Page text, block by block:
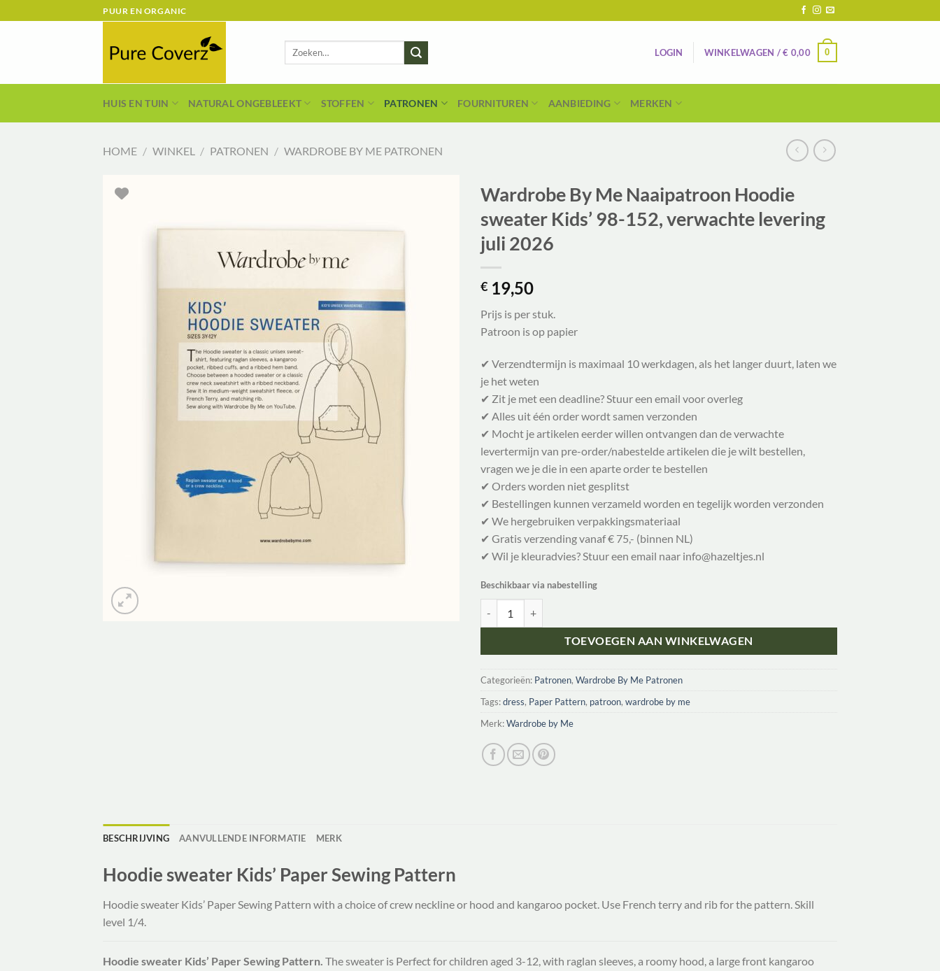
naar
PUUR EN ORGANIC
Zoeken
LOGIN WINKELWAGEN /€ 0,00 0
HUIS EN TUIN NATURAL ONGEBLEEKT STOFFEN PATRONEN FOURNITUREN AANBIEDING MERKEN
HOME / WINKEL / PATRONEN / WARDROBE BY ME PATRONEN
Wardrobe By Me Naaipatroon Hoodie
sweater Kids’ 98-152, verwachte levering
juli 2026
€ 19,50
Prijs is per stuk.
Patroon is op papier
✔ Verzendtermijn is maximaal 10 werkdagen, als het langer duurt, laten we
je het weten
✔ Zit je met een deadline? Stuur een email voor overleg
✔ Alles uit één order wordt samen verzonden
✔ Mocht je artikelen eerder willen ontvangen dan de verwachte
levertermijn van pre-order/nabestelde artikelen die je wilt bestellen,
vragen we je die in een aparte order te bestellen
✔ Orders worden niet gesplitst
✔ Bestellingen kunnen verzameld worden en tegelijk worden verzonden
✔ We hergebruiken verpakkingsmateriaal
✔ Gratis verzending vanaf € 75,- (binnen NL)
✔ Wil je kleuradvies? Stuur een email naar info@hazeltjes.nl
Beschikbaar via nabestelling
TOEVOEGEN AAN WINKELWAGEN
Categorieën: Patronen, Wardrobe By Me Patronen
Tags:dress, Paper Pattern, patroon, wardrobe by me
Merk:Wardrobe by Me
BESCHRIJVING AANVULLENDE INFORMATIE MERK
Hoodie sweater Kids’ Paper Sewing Pattern
Hoodie sweater Kids’ Paper Sewing Pattern with a choice of crew neckline or hood and kangaroo pocket. Use French terry and rib for the pattern. Skill
level 1/4.
Hoodie sweater Kids’ Paper Sewing Pattern. The sweater is Perfect for children aged 3-12, with raglan sleeves, a roomy hood, a large front kangaroo